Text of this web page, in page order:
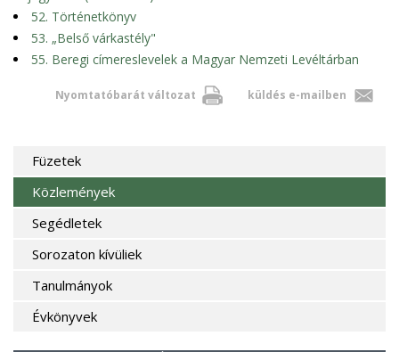
52. Történetkönyv
53. „Belső várkastély"
55. Beregi címereslevelek a Magyar Nemzeti Levéltárban
Nyomtatóbarát változat küldés e-mailben
Füzetek
Közlemények
Segédletek
Sorozaton kívüliek
Tanulmányok
Évkönyvek